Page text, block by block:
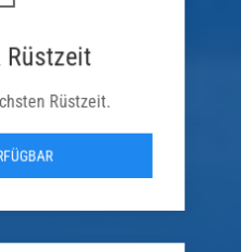
Rüstzeit
Rüstzeit.